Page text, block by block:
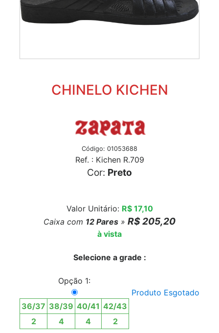
CHINELO KICHEN
Código: 01053688
Ref. : Kichen R.709
Cor: Preto
Valor Unitário: R$ 17,10
Caixa com 12 Pares » R$ 205,20
à vista
Selecione a grade :
Opção 1:
36/37 38/39 40/41 42/43
2
4 4 2
Produto Esgotado